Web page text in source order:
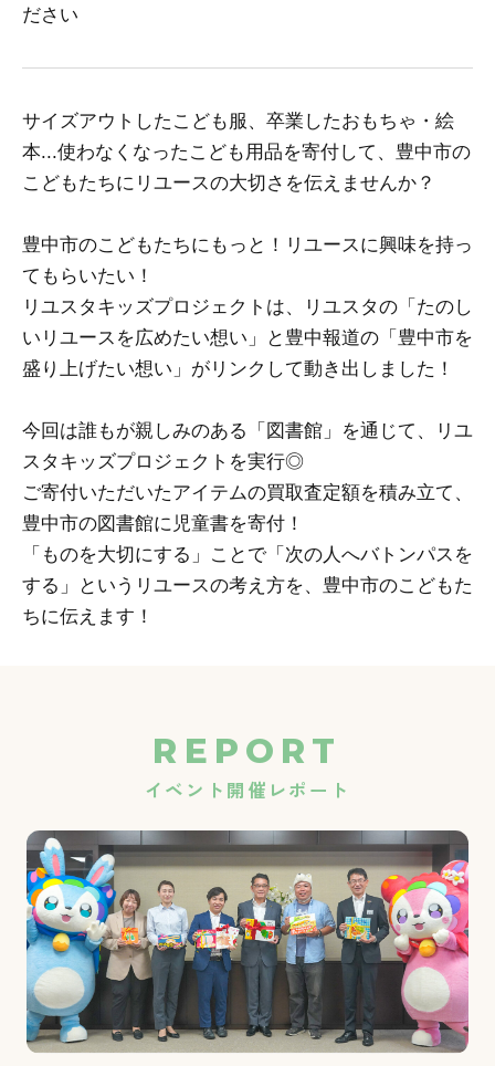
ださい
サイズアウトしたこども服、卒業したおもちゃ・絵
本...使わなくなったこども用品を寄付して、豊中市の
こどもたちにリユースの大切さを伝えませんか？
豊中市のこどもたちにもっと！リユースに興味を持っ
てもらいたい！
リユスタキッズプロジェクトは、リユスタの「たのし
いリユースを広めたい想い」と豊中報道の「豊中市を
盛り上げたい想い」がリンクして動き出しました！
今回は誰もが親しみのある「図書館」を通じて、リユ
スタキッズプロジェクトを実行◎
ご寄付いただいたアイテムの買取査定額を積み立て、
豊中市の図書館に児童書を寄付！
「ものを大切にする」ことで「次の人へバトンパスを
する」というリユースの考え方を、豊中市のこどもた
ちに伝えます！
REPORT
イベント開催レポート